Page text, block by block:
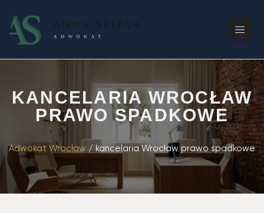
KANCELARIA WROCŁAW
PRAWO SPADKOWE
Adwokat Wrocław / kancelaria Wrocław prawo spadkowe